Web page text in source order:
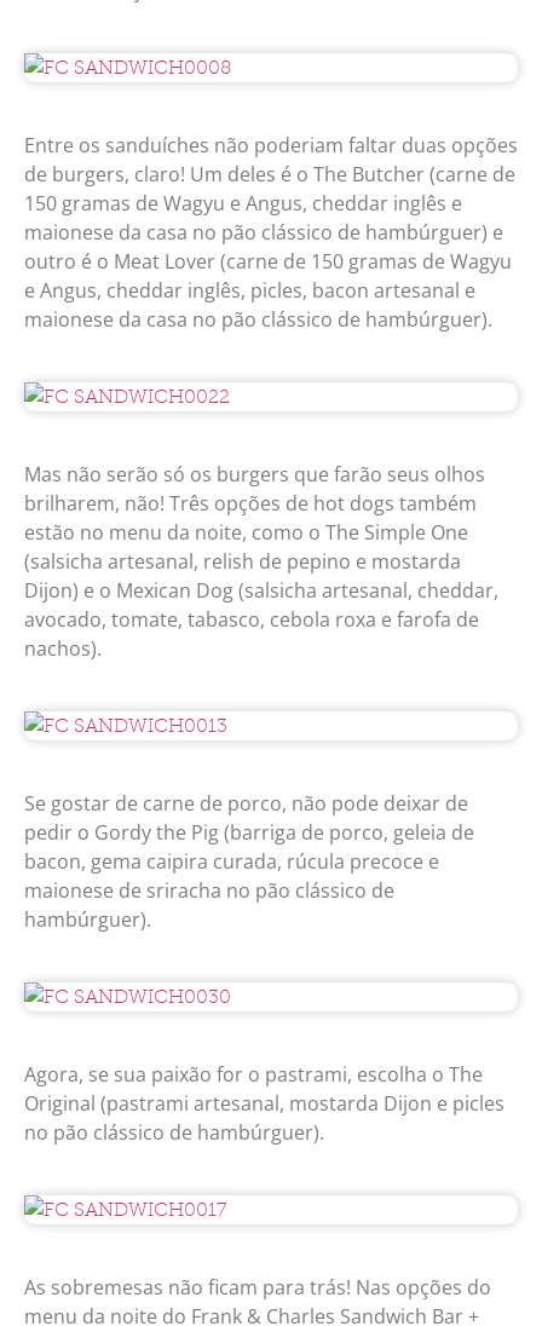
Entre os sanduíches não poderiam faltar duas opções
de burgers, claro! Um deles é o The Butcher (carne de
150 gramas de Wagyu e Angus, cheddar inglês e
maionese da casa no pão clássico de hambúrguer) e
outro é o Meat Lover (carne de 150 gramas de Wagyu
e Angus, cheddar inglês, picles, bacon artesanal e
maionese da casa no pão clássico de hambúrguer).
Mas não serão só os burgers que farão seus olhos
brilharem, não! Três opções de hot dogs também
estão no menu da noite, como o The Simple One
(salsicha artesanal, relish de pepino e mostarda
Dijon) e o Mexican Dog (salsicha artesanal, cheddar,
avocado, tomate, tabasco, cebola roxa e farofa de
nachos).
Se gostar de carne de porco, não pode deixar de
pedir o Gordy the Pig (barriga de porco, geleia de
bacon, gema caipira curada, rúcula precoce e
maionese de sriracha no pão clássico de
hambúrguer).
Agora, se sua paixão for o pastrami, escolha o The
Original (pastrami artesanal, mostarda Dijon e picles
no pão clássico de hambúrguer).
As sobremesas não ficam para trás! Nas opções do
menu da noite do Frank & Charles Sandwich Bar +